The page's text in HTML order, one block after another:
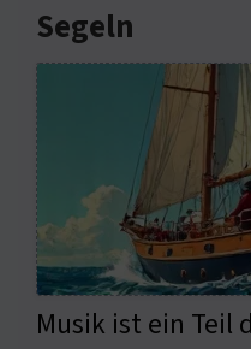
Segeln
Musik ist ein Teil